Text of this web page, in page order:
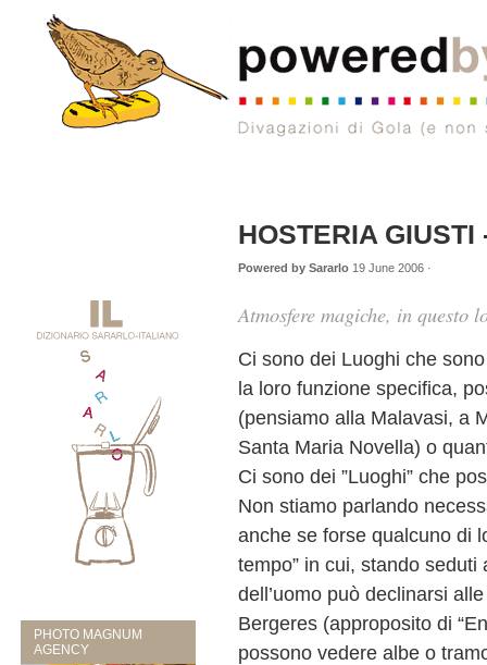
PHOTO MAGNUM
AGENCY
HOSTERIA GIUSTI
Powered by Sararlo 19 June 2006 ·
Atmosfere magiche, in questo
Ci sono dei Luoghi che
la loro funzione specifica,
(pensiamo alla Malavasi, a
Santa Maria Novella) o
Ci sono dei ”Luoghi” che
Non stiamo parlando
anche se forse qualcuno di
tempo” in cui, stando
dell’uomo può declinarsi
Bergeres (approposito di
possono vedere albe o